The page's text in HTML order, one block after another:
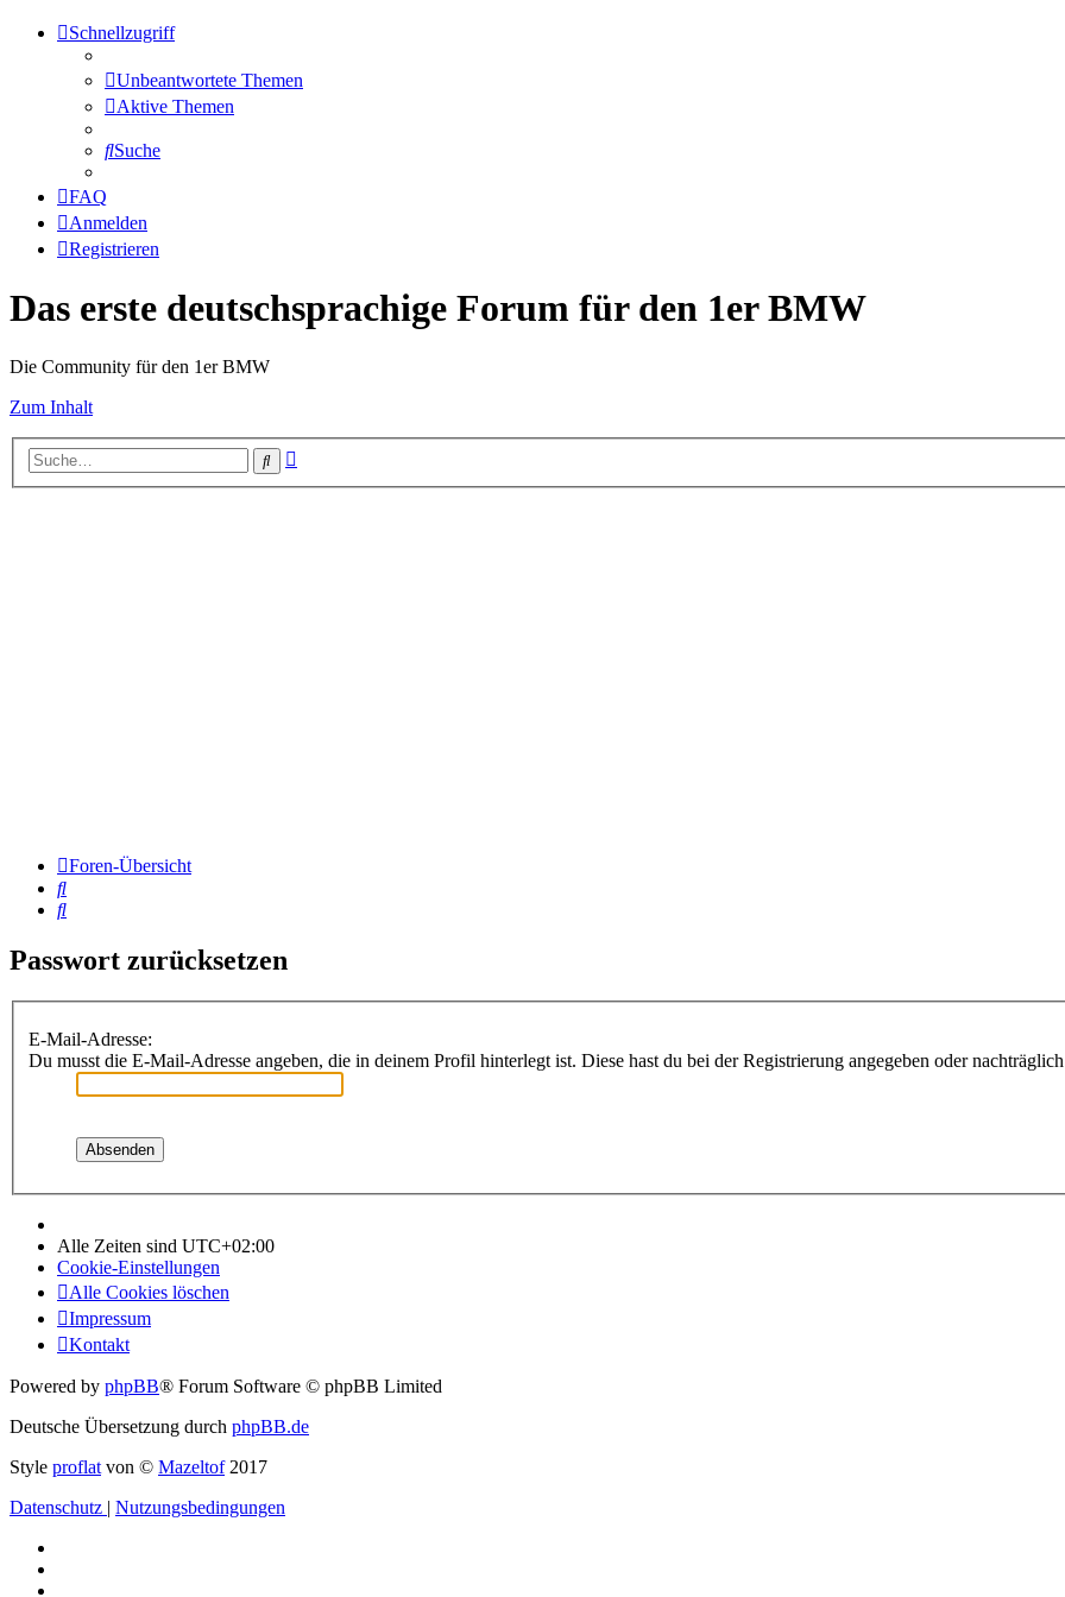
Schnellzugriff
Unbeantwortete Themen
Aktive Themen
Suche
FAQ
Anmelden
Registrieren
Das erste deutschsprachige Forum für den 1er BMW
Die Community für den 1er BMW
Zum Inhalt
Suche
Foren-Übersicht
Suche
Suche
Passwort zurücksetzen
E-Mail-Adresse:
Du musst die E-Mail-Adresse angeben, die in deinem Profil hinterlegt ist. Diese hast du bei der Registrierung angegeben oder
Alle Zeiten sind UTC+02:00
Cookie-Einstellungen
Alle Cookies löschen
Impressum
Kontakt
Powered by phpBB® Forum Software © phpBB Limited
Deutsche Übersetzung durch phpBB.de
Style proflat von © Mazeltof2017
Datenschutz | Nutzungsbedingungen